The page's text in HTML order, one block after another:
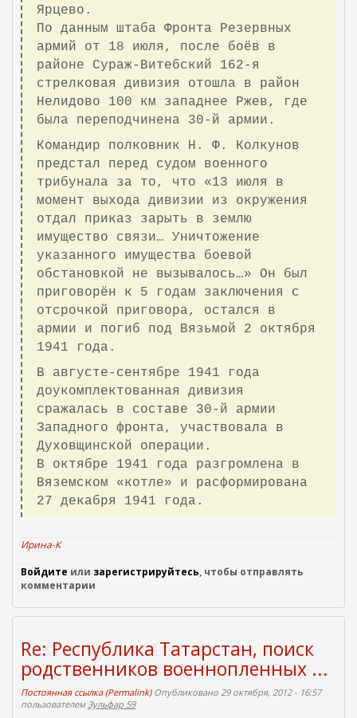
Ярцево.
По данным штаба Фронта Резервных
армий от 18 июля, после боёв в
районе Сураж-Витебский 162-я
стрелковая дивизия отошла в район
Нелидово 100 км западнее Ржев, где
была переподчинена 30-й армии.
Командир полковник Н. Ф. Колкунов
предстал перед судом военного
трибунала за то, что «13 июля в
момент выхода дивизии из окружения
отдал приказ зарыть в землю
имущество связи… Уничтожение
указанного имущества боевой
обстановкой не вызывалось…» Он был
приговорён к 5 годам заключения с
отсрочкой приговора, остался в
армии и погиб под Вязьмой 2 октября
1941 года.
В августе-сентябре 1941 года
доукомплектованная дивизия
сражалась в составе 30-й армии
Западного фронта, участвовала в
Духовщинской операции.
В октябре 1941 года разгромлена в
Вяземском «котле» и расформирована
27 декабря 1941 года.
Ирина-К
Войдите или зарегистрируйтесь, чтобы отправлять
комментарии
Re: Республика Татарстан, поиск
родственников военнопленных ...
Постоянная ссылка (Permalink)Опубликовано 29 октября, 2012 - 16:57
пользователемЗульфар 59